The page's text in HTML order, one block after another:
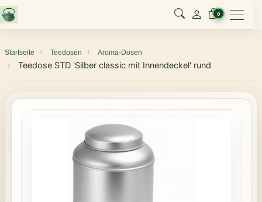
0 Menu
Startseite Teedosen Aroma-Dosen
Teedose STD 'Silber classic mit Innendeckel' rund